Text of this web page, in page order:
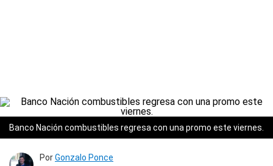
Banco Nación combustibles regresa con una promo este viernes.
PorGonzalo Ponce